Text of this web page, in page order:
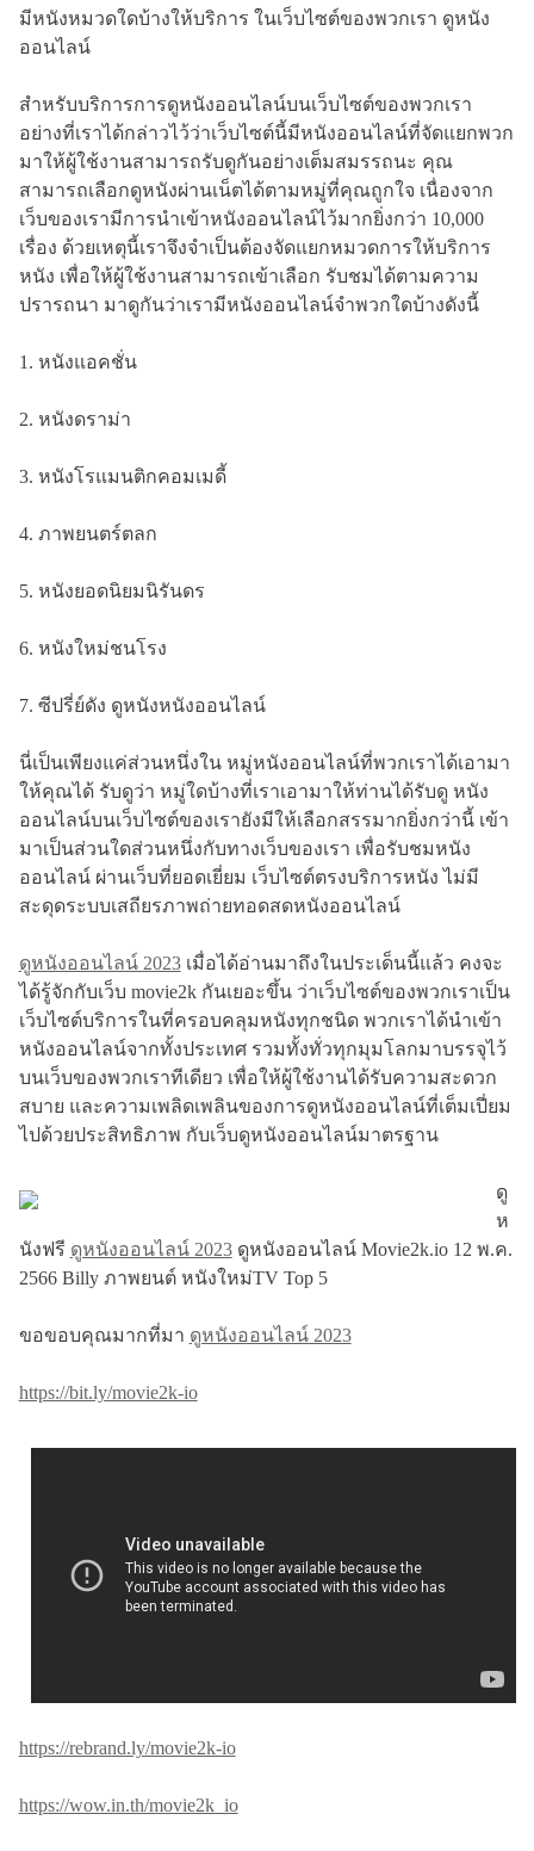
มีหนังหมวดใดบ้างให้บริการ ในเว็บไซต์ของพวกเรา ดูหนัง
ออนไลน์
สำหรับบริการการดูหนังออนไลน์บนเว็บไซต์ของพวกเรา
อย่างที่เราได้กล่าวไว้ว่าเว็บไซต์นี้มีหนังออนไลน์ที่จัดแยกพวก
มาให้ผู้ใช้งานสามารถรับดูกันอย่างเต็มสมรรถนะ คุณ
สามารถเลือกดูหนังผ่านเน็ตได้ตามหมู่ที่คุณถูกใจ เนื่องจาก
เว็บของเรามีการนำเข้าหนังออนไลน์ไว้มากยิ่งกว่า 10,000
เรื่อง ด้วยเหตุนี้เราจึงจำเป็นต้องจัดแยกหมวดการให้บริการ
หนัง เพื่อให้ผู้ใช้งานสามารถเข้าเลือก รับชมได้ตามความ
ปรารถนา มาดูกันว่าเรามีหนังออนไลน์จำพวกใดบ้างดังนี้
1. หนังแอคชั่น
2. หนังดราม่า
3. หนังโรแมนติกคอมเมดี้
4. ภาพยนตร์ตลก
5. หนังยอดนิยมนิรันดร
6. หนังใหม่ชนโรง
7. ซีปรี่ย์ดัง ดูหนังหนังออนไลน์
นี่เป็นเพียงแค่ส่วนหนึ่งใน หมู่หนังออนไลน์ที่พวกเราได้เอามา
ให้คุณได้ รับดูว่า หมู่ใดบ้างที่เราเอามาให้ท่านได้รับดู หนัง
ออนไลน์บนเว็บไซต์ของเรายังมีให้เลือกสรรมากยิ่งกว่านี้ เข้า
มาเป็นส่วนใดส่วนหนึ่งกับทางเว็บของเรา เพื่อรับชมหนัง
ออนไลน์ ผ่านเว็บที่ยอดเยี่ยม เว็บไซต์ตรงบริการหนัง ไม่มี
สะดุดระบบเสถียรภาพถ่ายทอดสดหนังออนไลน์
ดูหนังออนไลน์ 2023เมื่อได้อ่านมาถึงในประเด็นนี้แล้ว คงจะ
ได้รู้จักกับเว็บ movie2k กันเยอะขึ้น ว่าเว็บไซต์ของพวกเราเป็น
เว็บไซต์บริการในที่ครอบคลุมหนังทุกชนิด พวกเราได้นำเข้า
หนังออนไลน์จากทั้งประเทศ รวมทั้งทั่วทุกมุมโลกมาบรรจุไว้
บนเว็บของพวกเราทีเดียว เพื่อให้ผู้ใช้งานได้รับความสะดวก
สบาย และความเพลิดเพลินของการดูหนังออนไลน์ที่เต็มเปี่ยม
ไปด้วยประสิทธิภาพ กับเว็บดูหนังออนไลน์มาตรฐาน
ดู
ห
นังฟรี ดูหนังออนไลน์ 2023ดูหนังออนไลน์ Movie2k.io 12 พ.ค.
2566 Billy ภาพยนต์ หนังใหม่TV Top 5
ขอขอบคุณมากที่มา ดูหนังออนไลน์ 2023
https://bit.ly/movie2k-io
https://rebrand.ly/movie2k-io
https://wow.in.th/movie2k_io